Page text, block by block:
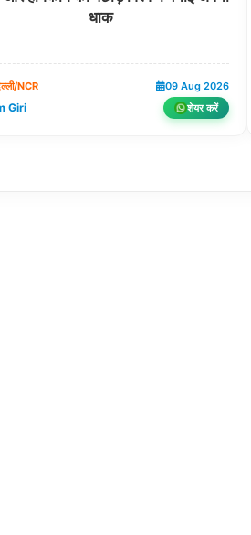
धाक
NCR 09 Aug 2026
Giri शेयर करें